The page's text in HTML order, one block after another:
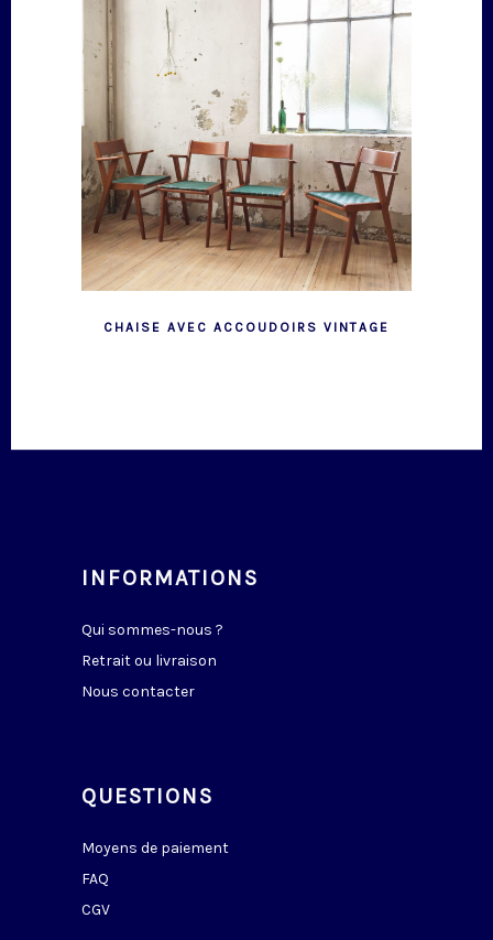
CHAISE AVEC ACCOUDOIRS VINTAGE
INFORMATIONS
Qui sommes-nous ?
Retrait ou livraison
Nous contacter
QUESTIONS
Moyens de paiement
FAQ
CGV